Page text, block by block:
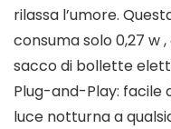
rilassa l’umore.
consuma solo 0,27 w
sacco di bollette
Plug-and-Play: facile
luce notturna a